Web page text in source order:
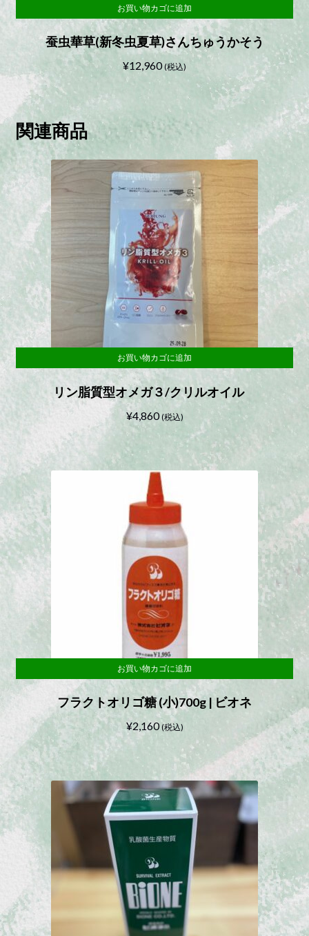
蚕虫華草(新冬虫夏草)さんちゅうかそう
¥12,960 (税込)
お買い物カゴに追加
関連商品
リン脂質型オメガ３/クリルオイル
¥4,860 (税込)
お買い物カゴに追加
フラクトオリゴ糖 (小)700g | ビオネ
¥2,160 (税込)
お買い物カゴに追加